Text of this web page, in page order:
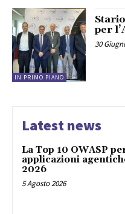
IN PRIMO PIANO
per
30
Latest news
La Top 10 OWASP
applicazioni
2026
5 Agosto 2026